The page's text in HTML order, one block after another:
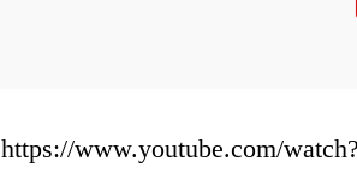
https://www.youtube.com/